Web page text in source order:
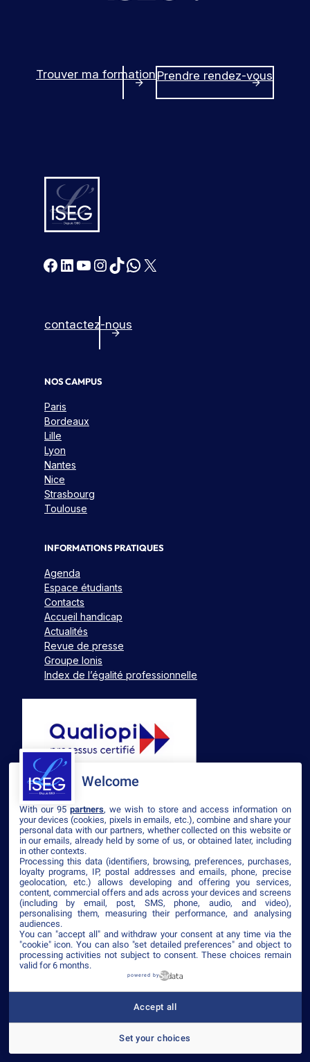
Trouver ma formation Prendre rendez-vous
Facebook LinkedIn YouTube InstagramTikTok WhatsApp X
contactez-nous
NOS CAMPUS
Paris
Bordeaux
Lille
Lyon
Nantes
Nice
Strasbourg
Toulouse
INFORMATIONS PRATIQUES
Agenda
Espace étudiants
Contacts
Accueil handicap
Actualités
Revue de presse
Groupe Ionis
Index de l’égalité professionnelle
La certification qualité a été délivrée au
titre des catégories d’actions suivantes
:
Les actions de formation
Les actions de formation par
l’apprentissage
Welcome
With our 95partners, we wish to store and access information on
your devices (cookies, pixels in emails, etc.), combine and share your
personal data with our partners, whether collected on this website or
in our emails, already held by some of us, or obtained later, including
in other contexts.
Processing this data (identifiers, browsing, preferences, purchases,
loyalty programs, IP, postal addresses and emails, phone, precise
geolocation, etc.) allows developing and offering you services,
content, commercial offers and ads across your devices and screens
(including by email, post, SMS, phone, audio, and video),
personalising them, measuring their performance, and analysing
audiences.
You can "accept all" and withdraw your consent at any time via the
"cookie" icon. You can also "set detailed preferences" and object to
processing activities not subject to consent. These choices remain
valid for 6 months.
powered by
Set your choices
Accept all